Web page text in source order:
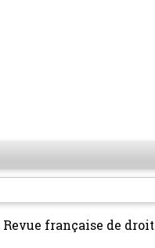
Revue française de droit